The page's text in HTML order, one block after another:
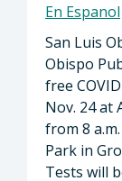
En Espanol
San Luis
Obispo
free
Nov. 24 at
from 8
Park in
Tests will